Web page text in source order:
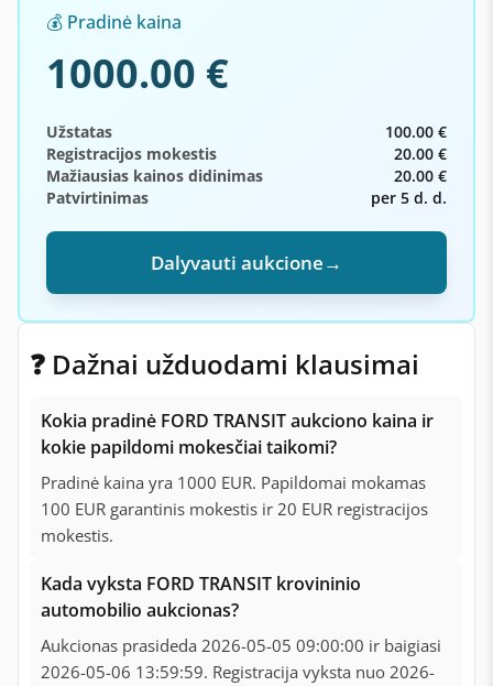
❓ Dažnai užduodami klausimai
Kokia pradinė FORD TRANSIT aukciono kaina ir
kokie papildomi mokesčiai taikomi?
Pradinė kaina yra 1000 EUR. Papildomai mokamas
100 EUR garantinis mokestis ir 20 EUR registracijos
mokestis.
Kada vyksta FORD TRANSIT krovininio
automobilio aukcionas?
Aukcionas prasideda 2026-05-05 09:00:00 ir baigiasi
2026-05-06 13:59:59. Registracija vyksta nuo 2026-
💰 Pradinė kaina
1000.00 €
Užstatas
100.00 €
Registracijos mokestis
20.00 €
Mažiausias kainos didinimas
20.00 €
Patvirtinimas
per 5 d. d.
Dalyvauti aukcione→